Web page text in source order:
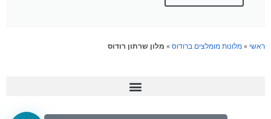
ראשי »מלונות מומלצים ברודוס» מלון שרתון רודוס